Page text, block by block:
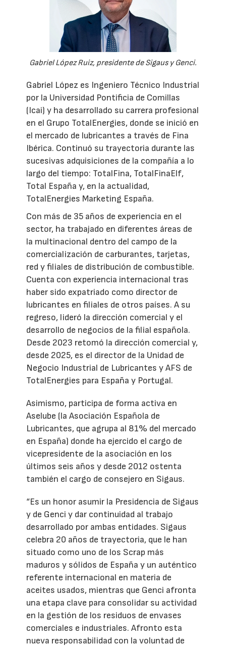
Gabriel López Ruiz, presidente de Sigaus y Genci.
Gabriel López es Ingeniero Técnico Industrial
por la Universidad Pontificia de Comillas
(Icai) y ha desarrollado su carrera profesional
en el Grupo TotalEnergies, donde se inició en
el mercado de lubricantes a través de Fina
Ibérica. Continuó su trayectoria durante las
sucesivas adquisiciones de la compañía a lo
largo del tiempo: TotalFina, TotalFinaElf,
Total España y, en la actualidad,
TotalEnergies Marketing España.
Con más de 35 años de experiencia en el
sector, ha trabajado en diferentes áreas de
la multinacional dentro del campo de la
comercialización de carburantes, tarjetas,
red y filiales de distribución de combustible.
Cuenta con experiencia internacional tras
haber sido expatriado como director de
lubricantes en filiales de otros países. A su
regreso, lideró la dirección comercial y el
desarrollo de negocios de la filial española.
Desde 2023 retomó la dirección comercial y,
desde 2025, es el director de la Unidad de
Negocio Industrial de Lubricantes y AFS de
TotalEnergies para España y Portugal.
Asimismo, participa de forma activa en
Aselube (la Asociación Española de
Lubricantes, que agrupa al 81% del mercado
en España) donde ha ejercido el cargo de
vicepresidente de la asociación en los
últimos seis años y desde 2012 ostenta
también el cargo de consejero en Sigaus.
“Es un honor asumir la Presidencia de Sigaus
y de Genci y dar continuidad al trabajo
desarrollado por ambas entidades. Sigaus
celebra 20 años de trayectoria, que le han
situado como uno de los Scrap más
maduros y sólidos de España y un auténtico
referente internacional en materia de
aceites usados, mientras que Genci afronta
una etapa clave para consolidar su actividad
en la gestión de los residuos de envases
comerciales e industriales. Afronto esta
nueva responsabilidad con la voluntad de